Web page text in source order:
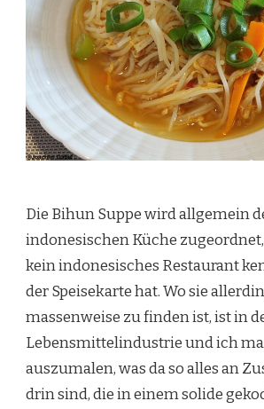
Die Bihun Suppe wird allgemein
indonesischen Küche
kein indonesisches Restaurant
der Speisekarte hat. Wo sie
massenweise zu finden ist, ist in
Lebensmittelindustrie und ich
auszumalen, was da so alles an
drin sind, die in einem solide